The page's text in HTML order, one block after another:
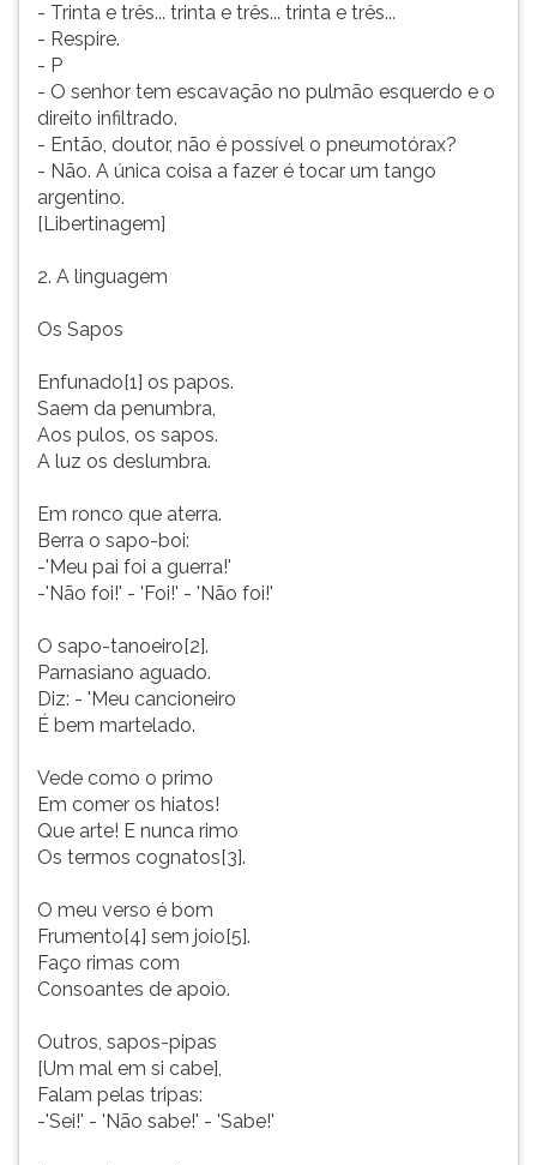
- Trinta e três... trinta e três... trinta e três...
- Respire.
- P
- O senhor tem escavação no pulmão esquerdo e o
direito infiltrado.
- Então, doutor, não é possível o pneumotórax?
- Não. A única coisa a fazer é tocar um tango
argentino.
[Libertinagem]
2. A linguagem
Os Sapos
Enfunado[1] os papos.
Saem da penumbra,
Aos pulos, os sapos.
A luz os deslumbra.
Em ronco que aterra.
Berra o sapo-boi:
-'Meu pai foi a guerra!'
-'Não foi!' - 'Foi!' - 'Não foi!'
O sapo-tanoeiro[2].
Parnasiano aguado.
Diz: - 'Meu cancioneiro
É bem martelado.
Vede como o primo
Em comer os hiatos!
Que arte! E nunca rimo
Os termos cognatos[3].
O meu verso é bom
Frumento[4] sem joio[5].
Faço rimas com
Consoantes de apoio.
Outros, sapos-pipas
[Um mal em si cabe],
Falam pelas tripas:
-'Sei!' - 'Não sabe!' - 'Sabe!'